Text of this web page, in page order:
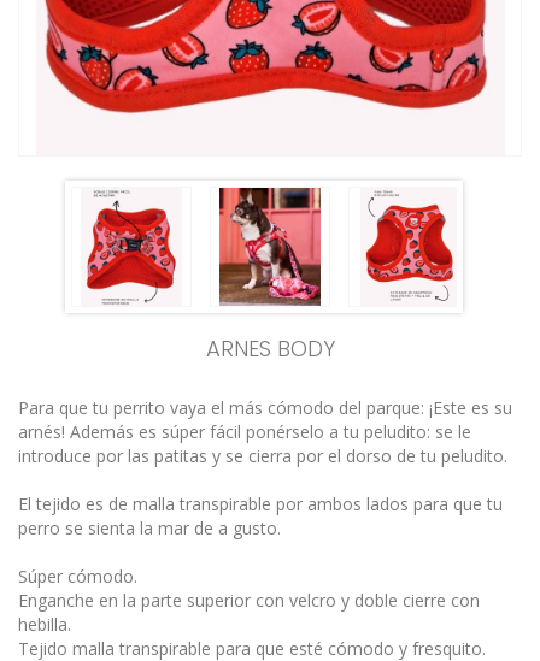
ARNES BODY
Para que tu perrito vaya el más cómodo del parque: ¡Este es su
arnés! Además es súper fácil ponérselo a tu peludito: se le
introduce por las patitas y se cierra por el dorso de tu peludito.
El tejido es de malla transpirable por ambos lados para que tu
perro se sienta la mar de a gusto.
Súper cómodo.
Enganche en la parte superior con velcro y doble cierre con
hebilla.
Tejido malla transpirable para que esté cómodo y fresquito.